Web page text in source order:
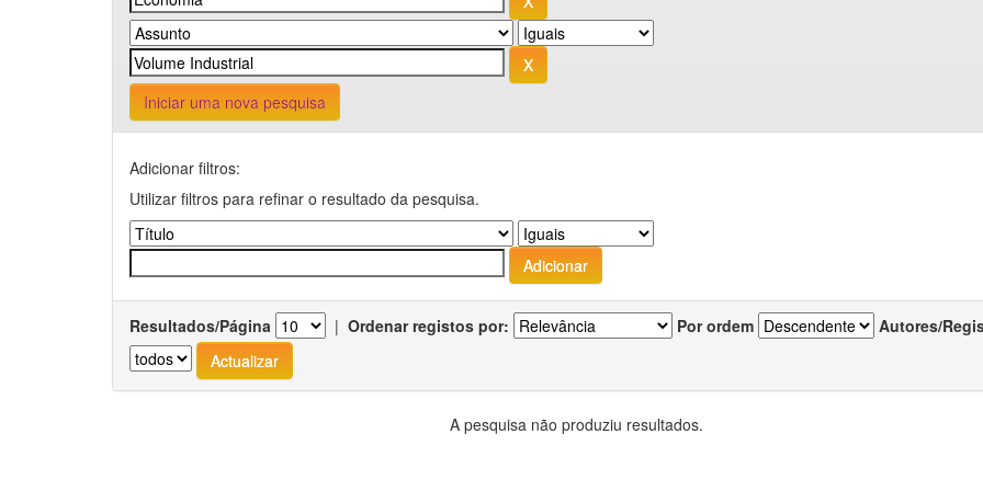
Iniciar uma nova pesquisa
Adicionar filtros:
Utilizar filtros para refinar o resultado da pesquisa.
Resultados/Página | Ordenar registos por: Por ordem Autores/
A pesquisa não produziu resultados.